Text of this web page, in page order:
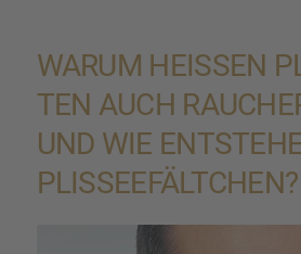
WARUM HEISSEN
EN AUCH
ND WIE
LISSEE­FÄLT­CHEN?